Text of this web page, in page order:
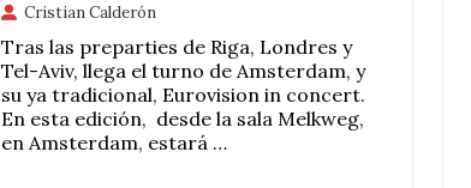
Cristian Calderón
Tras las preparties de Riga, Londres y
Tel-Aviv, llega el turno de Amsterdam, y
su ya tradicional, Eurovision in concert.
En esta edición, desde la sala Melkweg,
en Amsterdam, estará …